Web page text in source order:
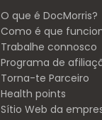
O que é DocMorris?
Como é que
Trabalhe connosco
Programa de
Torna-te Parceiro
Health points
Sítio Web da